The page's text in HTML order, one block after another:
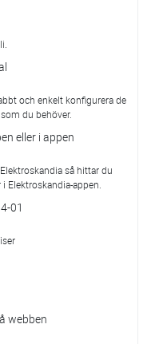
och enkelt konfigurera de
du behöver.
eller i appen
så hittar du
Elektro­skandia-appen.
01
webben